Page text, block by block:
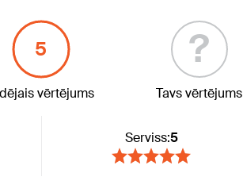
5
vērtējums
?
Tavs vērtējums
Serviss:5